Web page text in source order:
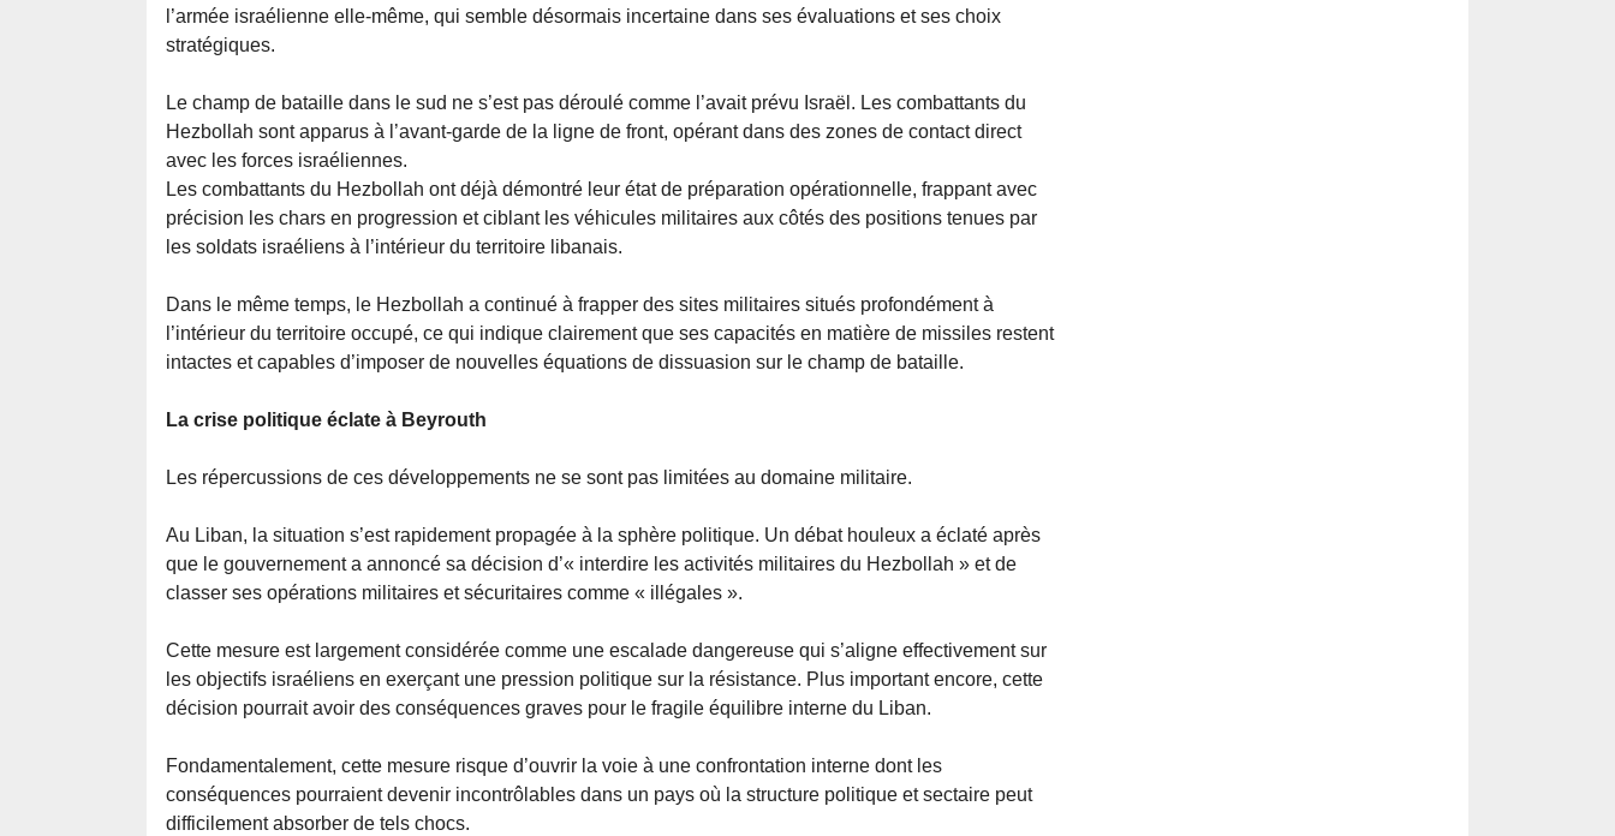
l’armée israélienne elle-même, qui semble désormais incertaine dans ses évaluations et ses choix
stratégiques.
Le champ de bataille dans le sud ne s’est pas déroulé comme l’avait prévu Israël. Les combattants du
Hezbollah sont apparus à l’avant-garde de la ligne de front, opérant dans des zones de contact direct
avec les forces israéliennes.
Les combattants du Hezbollah ont déjà démontré leur état de préparation opérationnelle, frappant avec
précision les chars en progression et ciblant les véhicules militaires aux côtés des positions tenues par
les soldats israéliens à l’intérieur du territoire libanais.
Dans le même temps, le Hezbollah a continué à frapper des sites militaires situés profondément à
l’intérieur du territoire occupé, ce qui indique clairement que ses capacités en matière de missiles restent
intactes et capables d’imposer de nouvelles équations de dissuasion sur le champ de bataille.
La crise politique éclate à Beyrouth
Les répercussions de ces développements ne se sont pas limitées au domaine militaire.
Au Liban, la situation s’est rapidement propagée à la sphère politique. Un débat houleux a éclaté après
que le gouvernement a annoncé sa décision d’« interdire les activités militaires du Hezbollah » et de
classer ses opérations militaires et sécuritaires comme « illégales ».
Cette mesure est largement considérée comme une escalade dangereuse qui s’aligne effectivement sur
les objectifs israéliens en exerçant une pression politique sur la résistance. Plus important encore, cette
décision pourrait avoir des conséquences graves pour le fragile équilibre interne du Liban.
Fondamentalement, cette mesure risque d’ouvrir la voie à une confrontation interne dont les
conséquences pourraient devenir incontrôlables dans un pays où la structure politique et sectaire peut
difficilement absorber de tels chocs.